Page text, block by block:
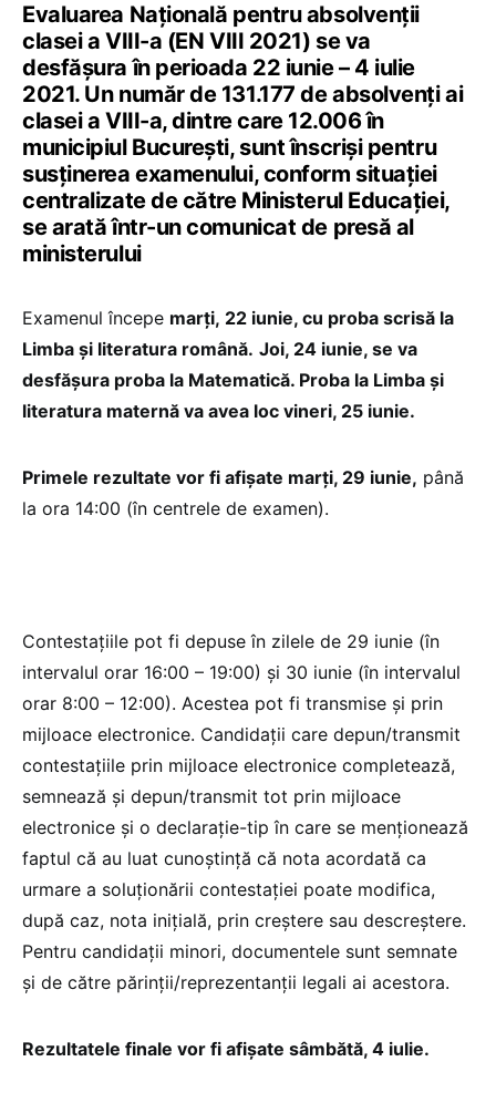
Evaluarea Națională pentru absolvenții
clasei a VIII-a (EN VIII 2021) se va
desfășura în perioada 22 iunie – 4 iulie
2021. Un număr de 131.177 de absolvenți ai
clasei a VIII-a, dintre care 12.006 în
municipiul București, sunt înscriși pentru
susținerea examenului, conform situației
centralizate de către Ministerul Educației,
se arată într-un comunicat de presă al
ministerului
Examenul începe marți, 22 iunie, cu proba scrisă la
Limba și literatura română. Joi, 24 iunie, se va
desfășura proba la Matematică. Proba la Limba și
literatura maternă va avea loc vineri, 25 iunie.
Primele rezultate vor fi afișate marți, 29 iunie, până
la ora 14:00 (în centrele de examen).
Contestațiile pot fi depuse în zilele de 29 iunie (în
intervalul orar 16:00 – 19:00) și 30 iunie (în intervalul
orar 8:00 – 12:00). Acestea pot fi transmise și prin
mijloace electronice. Candidații care depun/transmit
contestațiile prin mijloace electronice completează,
semnează și depun/transmit tot prin mijloace
electronice și o declarație-tip în care se menționează
faptul că au luat cunoștință că nota acordată ca
urmare a soluționării contestației poate modifica,
după caz, nota inițială, prin creștere sau descreștere.
Pentru candidații minori, documentele sunt semnate
și de către părinții/reprezentanții legali ai acestora.
Rezultatele finale vor fi afișate sâmbătă, 4 iulie.